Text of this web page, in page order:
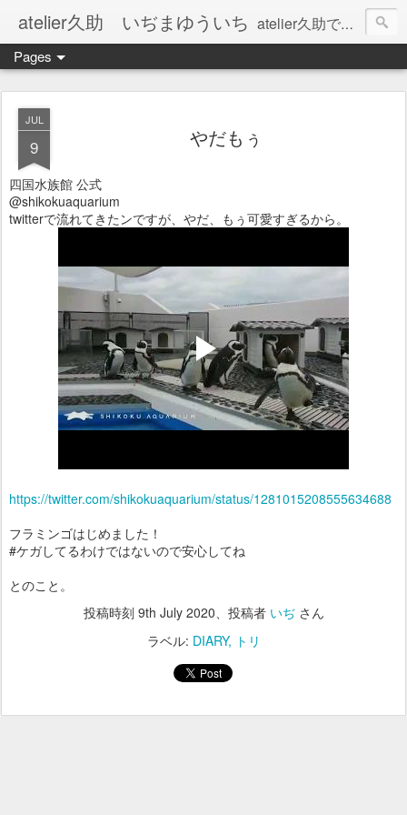
atelier久助 いぢまゆういち atelier久助では土と火から暖かなモノたちを生み出しています。 ご覧になられた方が和んで頂ければ幸いです。
Pages
JUL
9 やだもぅ
四国水族館 公式
@shikokuaquarium
twitterで流れてきたンですが、やだ、もぅ可愛すぎるから。
https://twitter.com/shikokuaquarium/status/1281015208555634688
フラミンゴはじめました！
#ケガしてるわけではないので安心してね
とのこと。
投稿時刻 9th July 2020、投稿者 いぢさん
ラベル: DIARY トリ